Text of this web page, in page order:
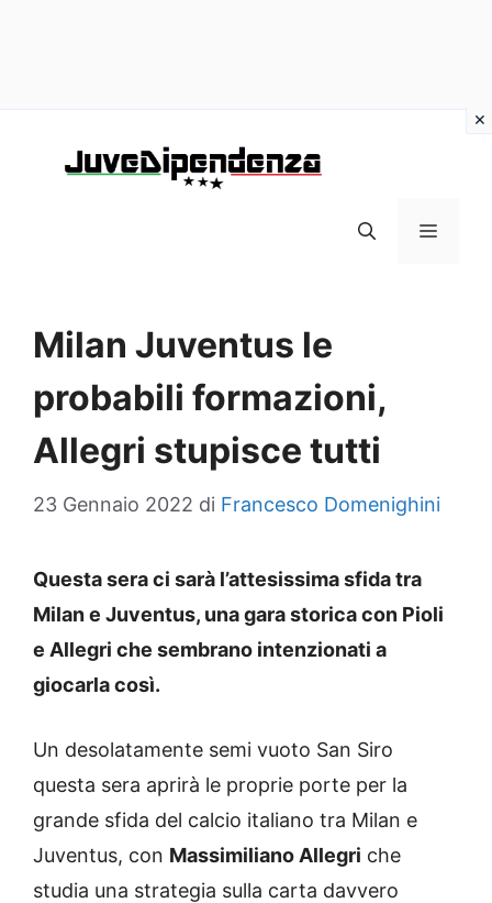
MENU
Milan Juventus le
probabili formazioni,
Allegri stupisce tutti
23 Gennaio 2022 di Francesco Domenighini
Questa sera ci sarà l’attesissima sfida tra
Milan e Juventus, una gara storica con Pioli
e Allegri che sembrano intenzionati a
giocarla così.
Un desolatamente semi vuoto San Siro
questa sera aprirà le proprie porte per la
grande sfida del calcio italiano tra Milan e
Juventus, con Massimiliano Allegri che
studia una strategia sulla carta davvero